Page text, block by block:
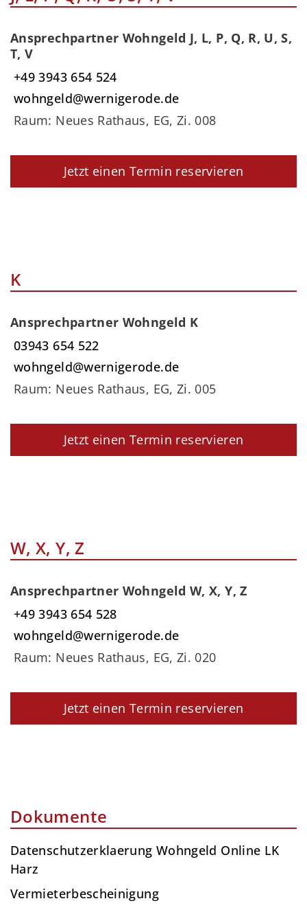
Ansprechpartner Wohngeld J, L, P, Q, R, U, S,
T, V
+49 3943 654 524
wohngeld@wernigerode.de
Raum: Neues Rathaus, EG, Zi. 008
Jetzt einen Termin reservieren
K
Ansprechpartner Wohngeld K
03943 654 522
wohngeld@wernigerode.de
Raum: Neues Rathaus, EG, Zi. 005
Jetzt einen Termin reservieren
W, X, Y, Z
Ansprechpartner Wohngeld W, X, Y, Z
+49 3943 654 528
wohngeld@wernigerode.de
Raum: Neues Rathaus, EG, Zi. 020
Jetzt einen Termin reservieren
Dokumente
Datenschutzerklaerung Wohngeld Online LK
Harz
Vermieterbescheinigung